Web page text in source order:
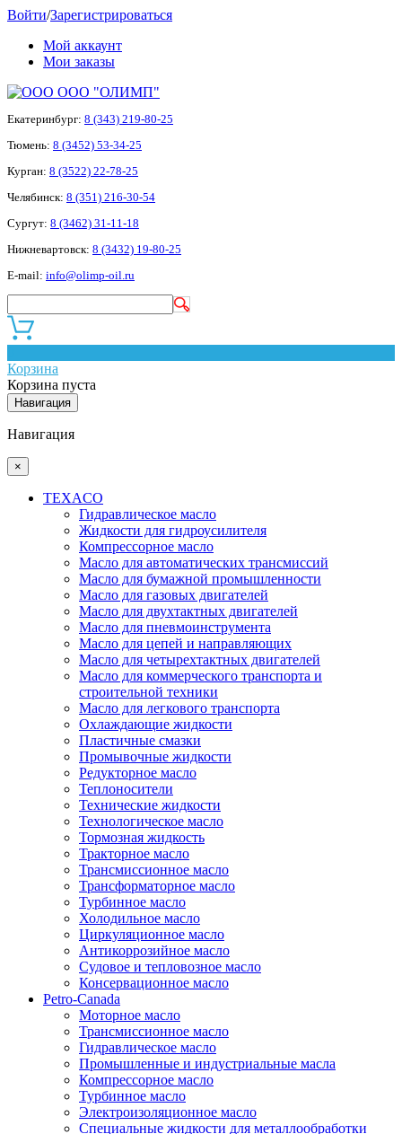
Войти/Зарегистрироваться
Мой аккаунт
Мои заказы
ООО "ОЛИМП"
Екатеринбург: 8 (343) 219-80-25
Тюмень: 8 (3452) 53-34-25
Курган: 8 (3522) 22-78-25
Челябинск: 8 (351) 216-30-54
Сургут: 8 (3462) 31-11-18
Нижневартовск: 8 (3432) 19-80-25
E-mail: info@olimp-oil.ru
Корзина
Корзина пуста
Навигация
Навигация
×
TEXACO
Гидравлическое масло
Жидкости для гидроусилителя
Компрессорное масло
Масло для автоматических трансмиссий
Масло для бумажной промышленности
Масло для газовых двигателей
Масло для двухтактных двигателей
Масло для пневмоинструмента
Масло для цепей и направляющих
Масло для четырехтактных двигателей
Масло для коммерческого транспорта и
строительной техники
Масло для легкового транспорта
Охлаждающие жидкости
Пластичные смазки
Промывочные жидкости
Редукторное масло
Теплоносители
Технические жидкости
Технологическое масло
Тормозная жидкость
Тракторное масло
Трансмиссионное масло
Трансформаторное масло
Турбинное масло
Холодильное масло
Циркуляционное масло
Антикоррозийное масло
Судовое и тепловозное масло
Консервационное масло
Petro-Canada
Моторное масло
Трансмиссионное масло
Гидравлическое масло
Промышленные и индустриальные масла
Компрессорное масло
Турбинное масло
Электроизоляционное масло
Специальные жидкости для металлообработки